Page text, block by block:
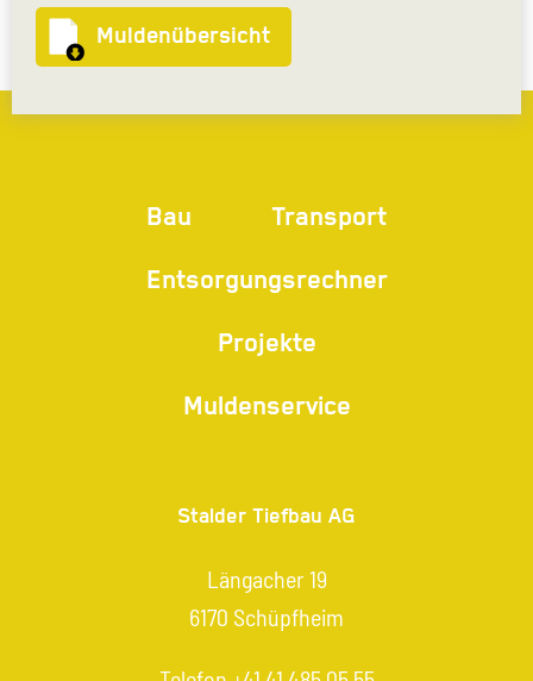
Muldenübersicht
Bau Transport
Entsorgungsrechner
Projekte
Muldenservice
Stalder Tiefbau AG
Längacher 19
6170 Schüpfheim